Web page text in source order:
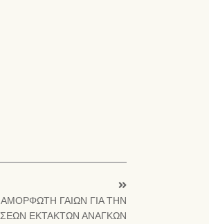
ΓΑΙΩΝ ΓΙΑ ΤΗΝ
ΕΚΤΑΚΤΩΝ ΑΝΑΓΚΩΝ